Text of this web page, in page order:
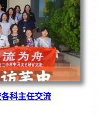
科主任交流